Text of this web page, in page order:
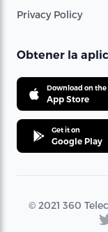
Privacy Policy
Obtener la
Download on the
App Store
Get it on
Google Play
© 2021 360